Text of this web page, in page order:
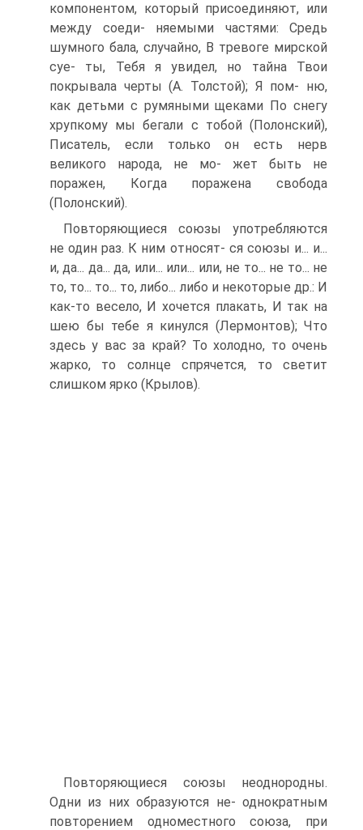
компонентом, который присоединяют, или
между соеди- няемыми частями: Средь
шумного бала, случайно, В тревоге мирской
суе- ты, Тебя я увидел, но тайна Твои
покрывала черты (А. Толстой); Я пом- ню,
как детьми с румяными щеками По снегу
хрупкому мы бегали с тобой (Полонский),
Писатель, если только он есть нерв
великого народа, не мо- жет быть не
поражен, Когда поражена свобода
(Полонский).
Повторяющиеся союзы употребляются
не один раз. К ним относят- ся союзы и... и...
и, да... да... да, или... или... или, не то... не то... не
то, то... то... то, либо... либо и некоторые др.: И
как-то весело, И хочется плакать, И так на
шею бы тебе я кинулся (Лермонтов); Что
здесь у вас за край? То холодно, то очень
жарко, то солнце спрячется, то светит
слишком ярко (Крылов).
Повторяющиеся союзы неоднородны.
Одни из них образуются не- однократным
повторением одноместного союза, при